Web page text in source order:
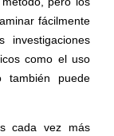
fácilmente
como el uso
también puede
cada vez más